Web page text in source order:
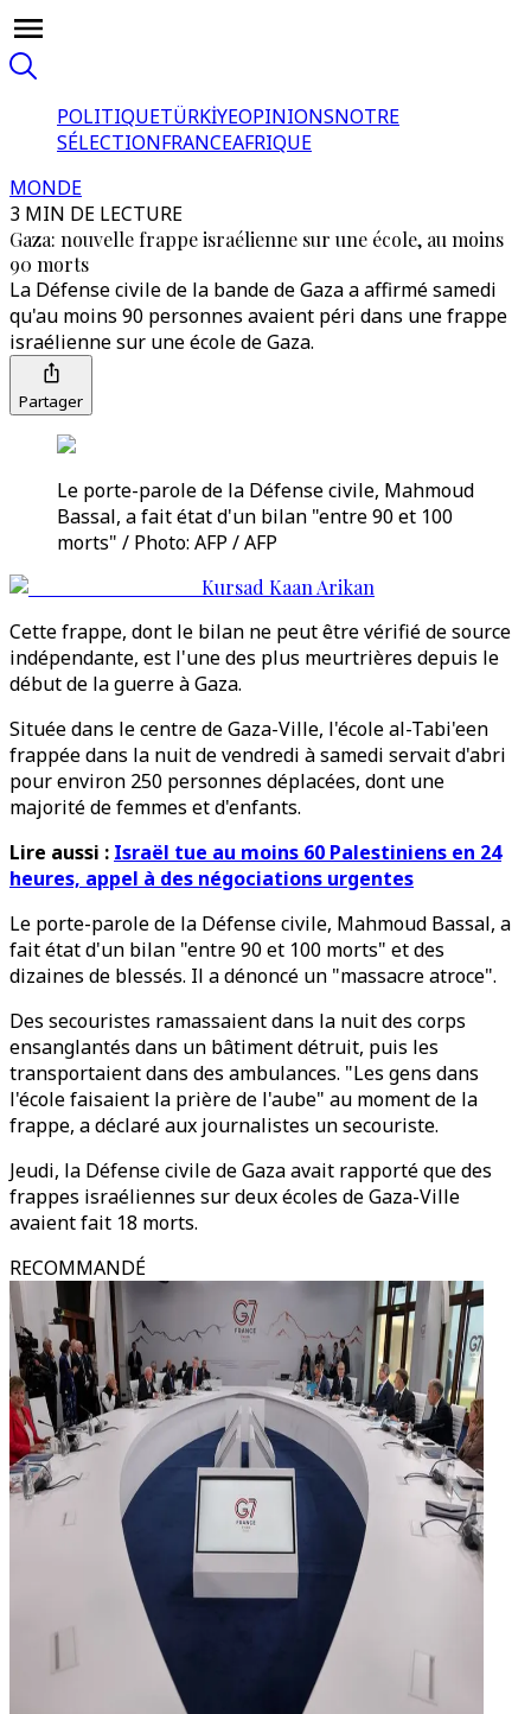
POLITIQUETÜRKİYEOPINIONSNOTRE
SÉLECTIONFRANCEAFRIQUE
MONDE
3 MIN DE LECTURE
Gaza: nouvelle frappe israélienne sur une école, au moins
90 morts
La Défense civile de la bande de Gaza a affirmé samedi
qu'au moins 90 personnes avaient péri dans une frappe
israélienne sur une école de Gaza.
Partager
Le porte-parole de la Défense civile, Mahmoud
Bassal, a fait état d'un bilan "entre 90 et 100
morts" / Photo: AFP / AFP
Kursad Kaan Arikan
Cette frappe, dont le bilan ne peut être vérifié de source
indépendante, est l'une des plus meurtrières depuis le
début de la guerre à Gaza.
Située dans le centre de Gaza-Ville, l'école al-Tabi'een
frappée dans la nuit de vendredi à samedi servait d'abri
pour environ 250 personnes déplacées, dont une
majorité de femmes et d'enfants.
Lire aussi : Israël tue au moins 60 Palestiniens en 24
heures, appel à des négociations urgentes
Le porte-parole de la Défense civile, Mahmoud Bassal, a
fait état d'un bilan "entre 90 et 100 morts" et des
dizaines de blessés. Il a dénoncé un "massacre atroce".
Des secouristes ramassaient dans la nuit des corps
ensanglantés dans un bâtiment détruit, puis les
transportaient dans des ambulances. "Les gens dans
l'école faisaient la prière de l'aube" au moment de la
frappe, a déclaré aux journalistes un secouriste.
Jeudi, la Défense civile de Gaza avait rapporté que des
frappes israéliennes sur deux écoles de Gaza-Ville
avaient fait 18 morts.
RECOMMANDÉ